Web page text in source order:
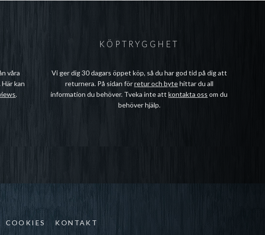
våra
kan
.
KÖPTRYGGHET
Vi ger dig 30 dagars öppet köp, så du har god tid på dig att
returnera. På sidan förretur och bytehittar du all
information du behöver. Tveka inte attkontakta oss om du
behöver hjälp.
COOKIES KONTAKT